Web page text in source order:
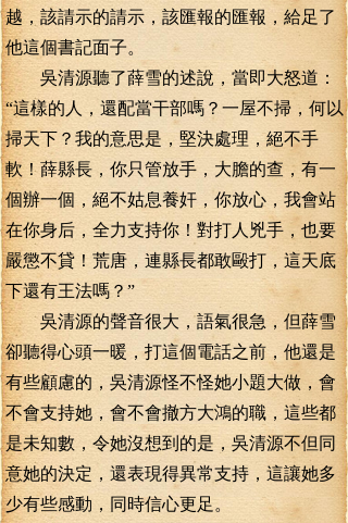
越，該請示的請示，該匯報的匯報，給足了
他這個書記面子。
吳清源聽了薛雪的述說，當即大怒道：
“這樣的人，還配當干部嗎？一屋不掃，何以
掃天下？我的意思是，堅決處理，絕不手
軟！薛縣長，你只管放手，大膽的查，有一
個辦一個，絕不姑息養奸，你放心，我會站
在你身后，全力支持你！對打人兇手，也要
嚴懲不貸！荒唐，連縣長都敢毆打，這天底
下還有王法嗎？”
吳清源的聲音很大，語氣很急，但薛雪
卻聽得心頭一暖，打這個電話之前，他還是
有些顧慮的，吳清源怪不怪她小題大做，會
不會支持她，會不會撤方大鴻的職，這些都
是未知數，令她沒想到的是，吳清源不但同
意她的決定，還表現得異常支持，這讓她多
少有些感動，同時信心更足。